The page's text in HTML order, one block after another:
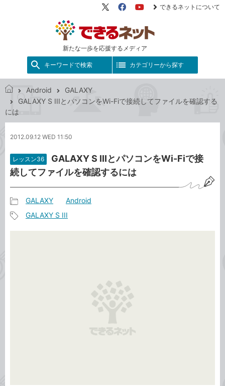
新たな一歩を応援するメディア
X（旧
FacebookYouTube
できるネットについて
キーワードで検索 カテゴリーから探す
で
き
ッ
Android
GALAXY
GALAXY S IIIとパソコンをWi-Fiで接続してファイルを確認する
には
2012.09.12 WED 11:50
レッスン36
GALAXY S IIIとパソコンをWi-Fiで接
続してファイルを確認するには
事
カ
GALAXY Android
GALAXY S III